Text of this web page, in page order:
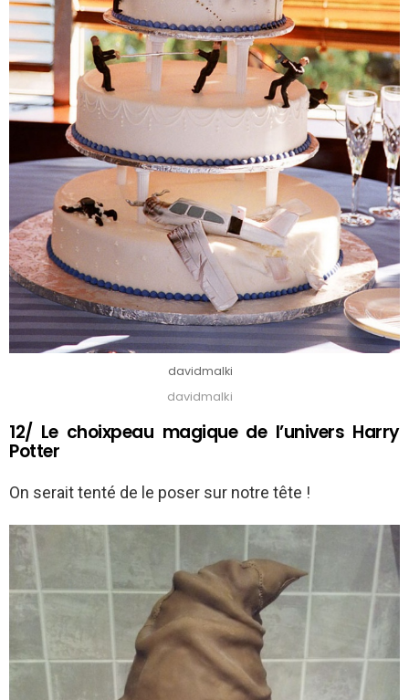
davidmalki
davidmalki
12/ Le choixpeau magique de l’univers Harry
Potter
On serait tenté de le poser sur notre tête !